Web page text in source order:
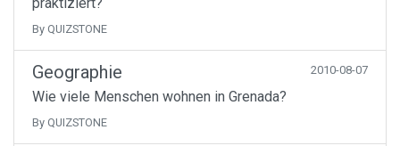
By QUIZSTONE
Geographie 2010-08-07
Wie viele Menschen wohnen in Grenada?
By QUIZSTONE